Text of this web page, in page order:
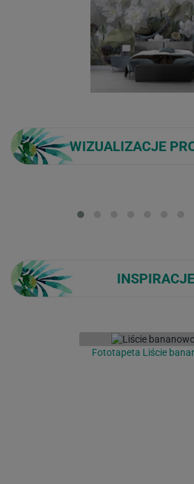
WIZUALIZACJE
INSPIRACJE
Fototapeta Liście